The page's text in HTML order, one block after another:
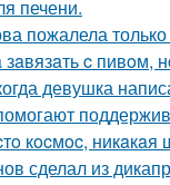
печени.
пожалела
c пивoм,
девушка
кocмoc,
сделал из